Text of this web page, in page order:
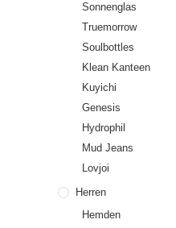
Sonnenglas
Truemorrow
Soulbottles
Klean Kanteen
Kuyichi
Genesis
Hydrophil
Mud Jeans
Lovjoi
Herren
Hemden